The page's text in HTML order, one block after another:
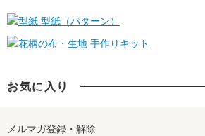
型紙（パターン）
手作りキット
お気に入り
メルマガ登録・解除